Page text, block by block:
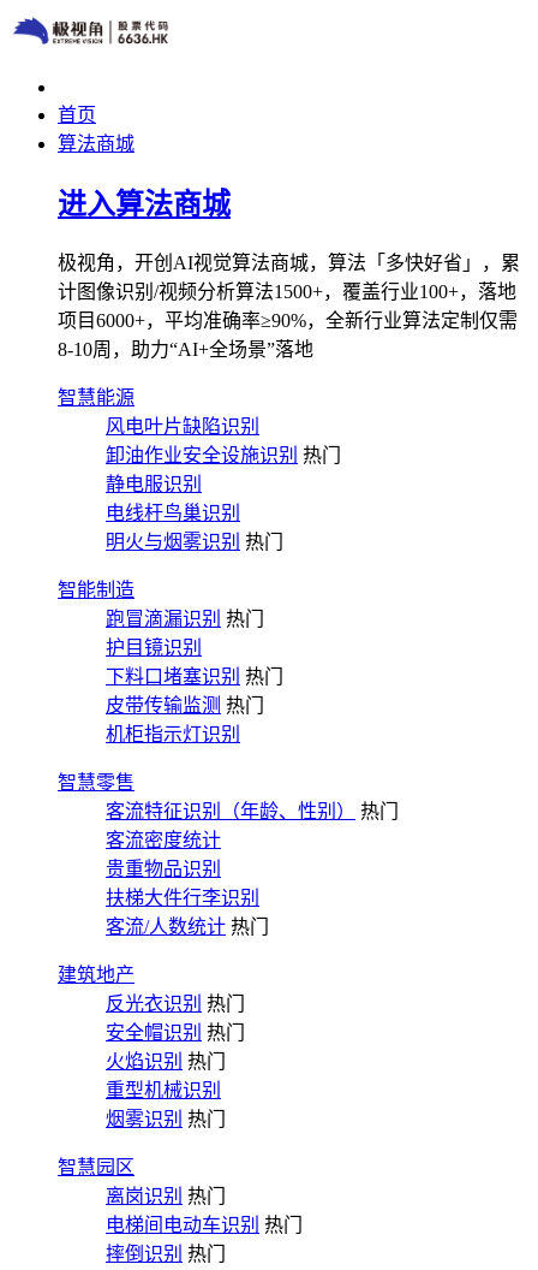
首页
算法商城
进入算法商城
极视角，开创AI视觉算法商城，算法「多快好省」，累
计图像识别/视频分析算法1500+，覆盖行业100+，落地
项目6000+，平均准确率≥90%，全新行业算法定制仅需
8-10周，助力“AI+全场景”落地
智慧能源
风电叶片缺陷识别
卸油作业安全设施识别 热门
静电服识别
电线杆鸟巢识别
明火与烟雾识别 热门
智能制造
跑冒滴漏识别 热门
护目镜识别
下料口堵塞识别 热门
皮带传输监测 热门
机柜指示灯识别
智慧零售
客流特征识别（年龄、性别）
热门
客流密度统计
贵重物品识别
扶梯大件行李识别
客流/人数统计 热门
建筑地产
反光衣识别 热门
安全帽识别 热门
火焰识别 热门
重型机械识别
烟雾识别 热门
智慧园区
离岗识别 热门
电梯间电动车识别 热门
摔倒识别 热门